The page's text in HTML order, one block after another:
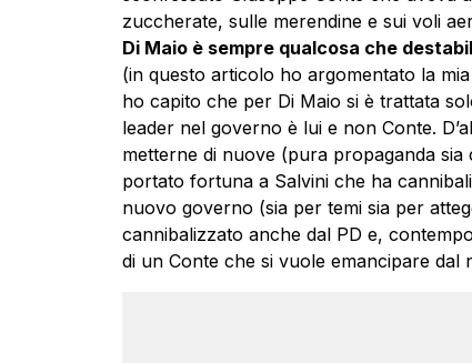
zuccherate, sulle merendine e sui voli
Di Maio è sempre qualcosa che
(in questo articolo ho argomentato la
ho capito che per Di Maio si è trattata
leader nel governo è lui e non Conte.
metterne di nuove (pura propaganda
portato fortuna a Salvini che ha
nuovo governo (sia per temi sia per
cannibalizzato anche dal PD e,
di un Conte che si vuole emancipare dal